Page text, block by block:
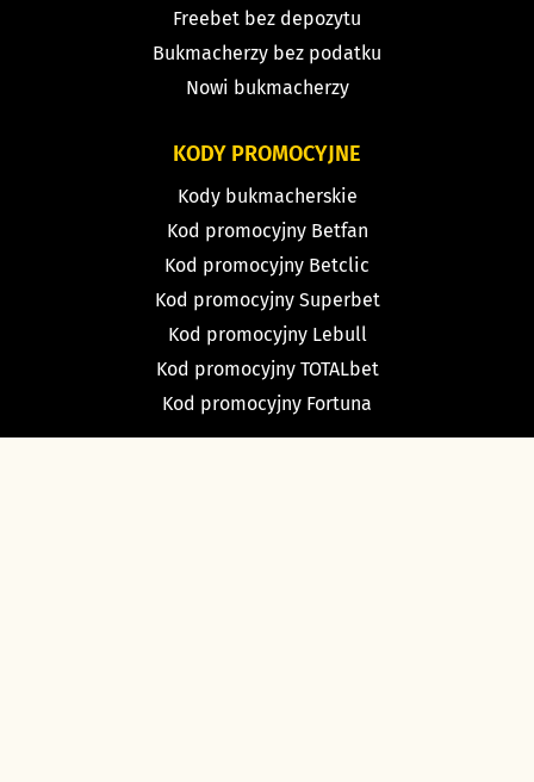
Freebet bez depozytu
Bukmacherzy bez podatku
Nowi bukmacherzy
KODY PROMOCYJNE
Kody bukmacherskie
Kod promocyjny Betfan
Kod promocyjny Betclic
Kod promocyjny Superbet
Kod promocyjny Lebull
Kod promocyjny TOTALbet
Kod promocyjny Fortuna